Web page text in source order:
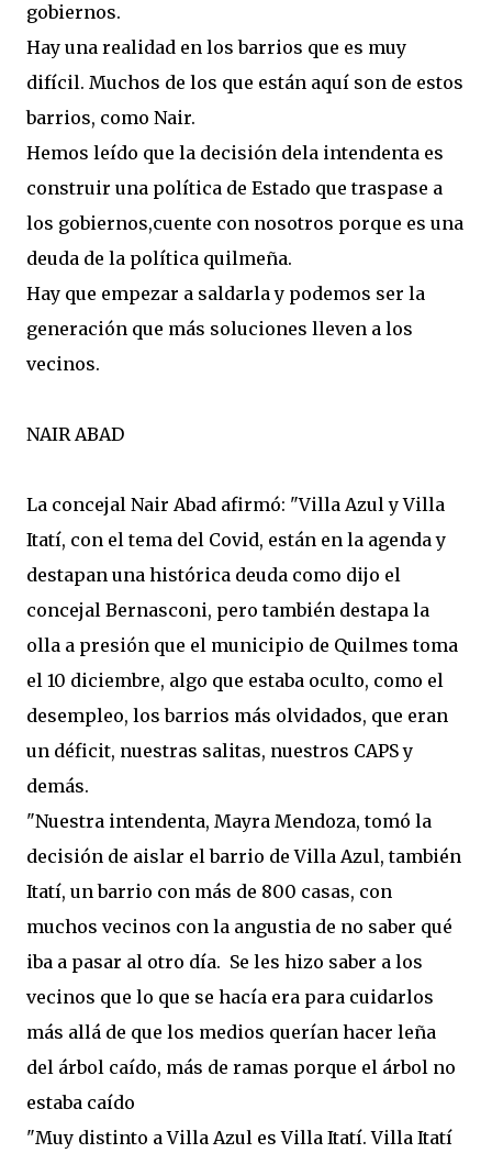
gobiernos.
Hay una realidad en los barrios que es muy
difícil. Muchos de los que están aquí son de estos
barrios, como Nair.
Hemos leído que la decisión dela intendenta es
construir una política de Estado que traspase a
los gobiernos,cuente con nosotros porque es una
deuda de la política quilmeña.
Hay que empezar a saldarla y podemos ser la
generación que más soluciones lleven a los
vecinos.
NAIR ABAD
La concejal Nair Abad afirmó: "Villa Azul y Villa
Itatí, con el tema del Covid, están en la agenda y
destapan una histórica deuda como dijo el
concejal Bernasconi, pero también destapa la
olla a presión que el municipio de Quilmes toma
el 10 diciembre, algo que estaba oculto, como el
desempleo, los barrios más olvidados, que eran
un déficit, nuestras salitas, nuestros CAPS y
demás.
"Nuestra intendenta, Mayra Mendoza, tomó la
decisión de aislar el barrio de Villa Azul, también
Itatí, un barrio con más de 800 casas, con
muchos vecinos con la angustia de no saber qué
iba a pasar al otro día. Se les hizo saber a los
vecinos que lo que se hacía era para cuidarlos
más allá de que los medios querían hacer leña
del árbol caído, más de ramas porque el árbol no
estaba caído
"Muy distinto a Villa Azul es Villa Itatí. Villa Itatí